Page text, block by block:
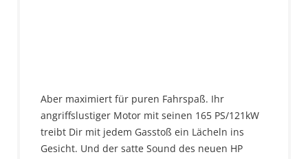
Aber maximiert für puren Fahrspaß. Ihr
angriffslustiger Motor mit seinen 165 PS/121kW
treibt Dir mit jedem Gasstoß ein Lächeln ins
Gesicht. Und der satte Sound des neuen HP